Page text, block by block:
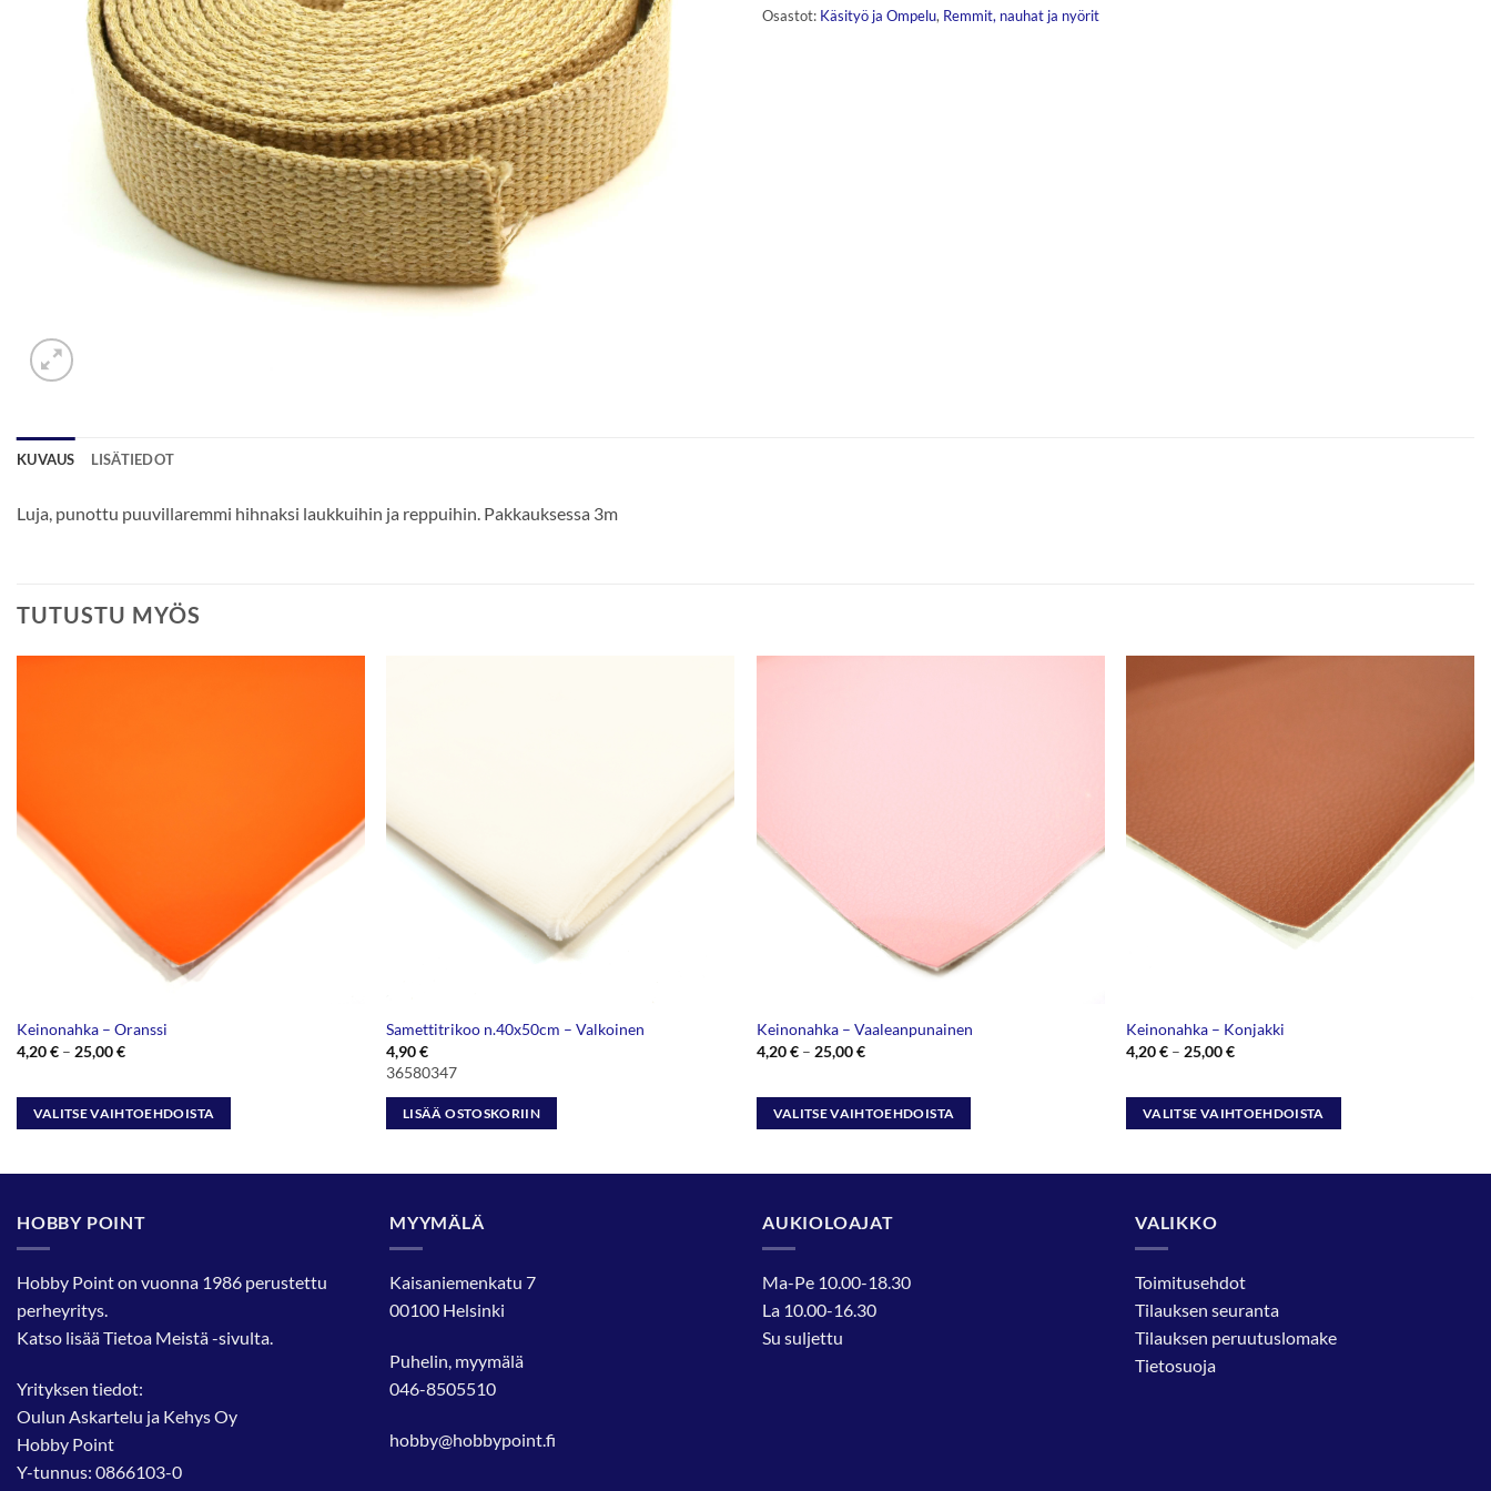
Osastot: Käsityö ja Ompelu, Remmit, nauhat ja nyörit
KUVAUS LISÄTIEDOT
Luja, punottu puuvillaremmi hihnaksi laukkuihin ja reppuihin. Pakkauksessa 3m
TUTUSTU MYÖS
Keinonahka – Oranssi
4,20€ – 25,00€Hintaluokka:
25,00 €
VALITSE VAIHTOEHDOISTA
useampi
muunnelma.
tehdä
valinnat
tuotteen
Samettitrikoo n.40x50cm – Valkoinen
4,90€
36580347
LISÄÄ OSTOSKORIIN
Keinonahka – Vaaleanpunainen
4,20€ – 25,00€Hintaluokka:
25,00 €
VALITSE VAIHTOEHDOISTA
useampi
muunnelma.
tehdä
valinnat
tuotteen
Keinonahka – Konjakki
4,20€ – 25,00€Hintaluokka:
25,00 €
VALITSE VAIHTOEHDOISTA
useampi
muunnelma.
tehdä
valinnat
tuotteen
sivulla.
HOBBY POINT
Hobby Point on vuonna 1986 perustettu
perheyritys.
Katso lisääTietoa Meistä-sivulta.
Yrityksen tiedot:
Oulun Askartelu ja Kehys Oy
Hobby Point
Y-tunnus: 0866103-0
MYYMÄLÄ
Kaisaniemenkatu 7
00100 Helsinki
Puhelin, myymälä
046-8505510
hobby@hobbypoint.fi
AUKIOLOAJAT
Ma-Pe 10.00-18.30
La 10.00-16.30
Su suljettu
VALIKKO
Toimitusehdot
Tilauksen seuranta
Tilauksen peruutuslomake
Tietosuoja